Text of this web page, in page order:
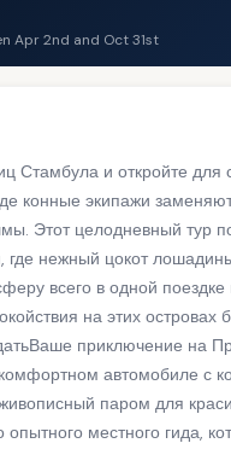
Apr 2nd and Oct 31st
Стамбула и откройте
конные экипажи
Этот целодневный тур
нежный цокот
всего в одной
на этих
приключение на
автомобиле с
паром для
местного гида,